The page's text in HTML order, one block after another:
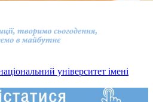
університет імені